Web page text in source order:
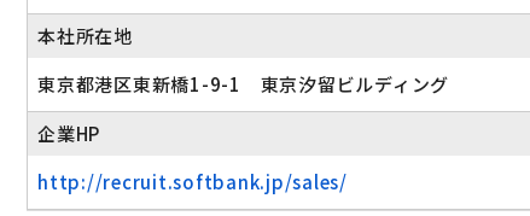
本社所在地
東京都港区東新橋1-9-1 東京汐留ビルディング
企業HP
http://recruit.softbank.jp/sales/